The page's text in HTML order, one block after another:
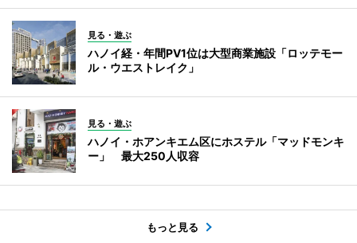
見る・遊ぶ
ハノイ経・年間PV1位は大型商業施設「ロッテモー
ル・ウエストレイク」
見る・遊ぶ
ハノイ・ホアンキエム区にホステル「マッドモンキ
ー」 最大250人収容
もっと見る